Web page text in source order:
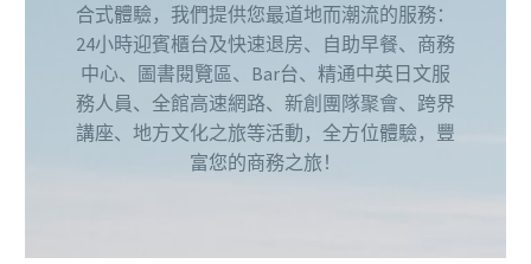
合式體驗，我們提供您最道地而潮流的服務：
24小時迎賓櫃台及快速退房、自助早餐、商務
中心、圖書閱覽區、Bar台、精通中英日文服
務人員、全館高速網路、新創團隊聚會、跨界
講座、地方文化之旅等活動，全方位體驗，豐
富您的商務之旅！